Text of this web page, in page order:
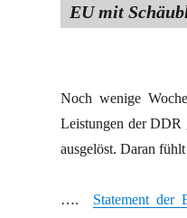
EU mit
Noch wenige
Leistungen der DDR
ausgelöst. Daran
…. Statement der